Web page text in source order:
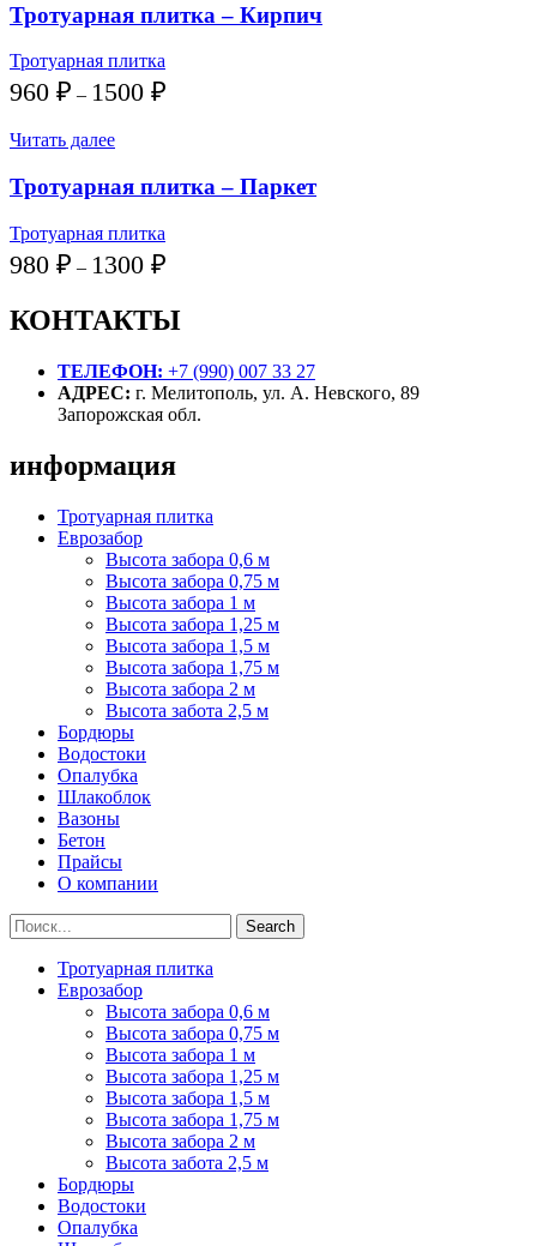
Тротуарная плитка – Кирпич
Тротуарная плитка
960 ₽ – 1500 ₽
Читать далее
Тротуарная плитка – Паркет
Тротуарная плитка
980 ₽ – 1300 ₽
–
КОНТАКТЫ
ТЕЛЕФОН: +7 (990) 007 33 27
АДРЕС: г. Мелитополь, ул. А. Невского, 89
Запорожская обл.
информация
Тротуарная плитка
Еврозабор
Высота забора 0,6 м
Высота забора 0,75 м
Высота забора 1 м
Высота забора 1,25 м
Высота забора 1,5 м
Высота забора 1,75 м
Высота забора 2 м
Высота забота 2,5 м
Бордюры
Водостоки
Опалубка
Шлакоблок
Вазоны
Бетон
Прайсы
О компании
Search
Тротуарная плитка
Еврозабор
Высота забора 0,6 м
Высота забора 0,75 м
Высота забора 1 м
Высота забора 1,25 м
Высота забора 1,5 м
Высота забора 1,75 м
Высота забора 2 м
Высота забота 2,5 м
Бордюры
Водостоки
Опалубка